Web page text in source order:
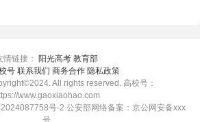
情链接： 阳光高考 教育部
号 联系我们 商务合作 隐私政策
All rights reserved. 高校号：
www.gaoxiaohao.com
号-2 公安部网络备案：京公网安备xxx
号